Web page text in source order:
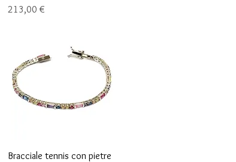
Precio
213,00 €
Vista rápida
Bracciale tennis con pietre